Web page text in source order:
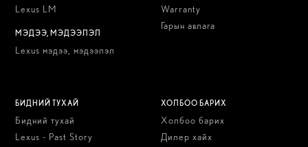
Lexus LM
МЭДЭЭ, МЭДЭЭЛЭЛ
Lexus мэдээ, мэдээлэл
Warranty
Гарын авлага
БИДНИЙ ТУХАЙ
Бидний тухай
Lexus - Past Story
ХОЛБОО БАРИХ
Холбоо барих
Дилер хайх